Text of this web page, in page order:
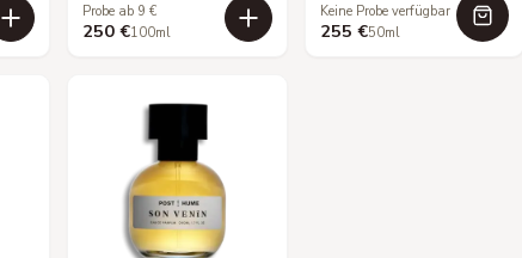
Probe ab 9 €
250 €100ml
Keine Probe verfügbar
255 €50ml